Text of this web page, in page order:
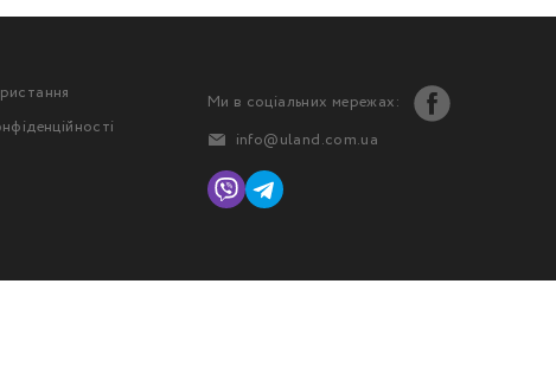
Ми в соціальних мережах:
info@uland.com.ua